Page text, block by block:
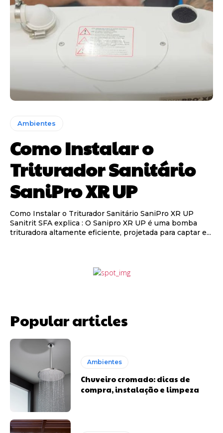
Ambientes
Como Instalar o
Triturador Sanitário
SaniPro XR UP
Como Instalar o Triturador Sanitário SaniPro XR UP
Sanitrit SFA explica : O Sanipro XR UP é uma bomba
trituradora altamente eficiente, projetada para captar e...
Popular articles
Ambientes
Chuveiro cromado: dicas de
compra, instalação e limpeza